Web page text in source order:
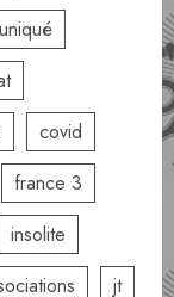
covid
france 3
insolite
jt